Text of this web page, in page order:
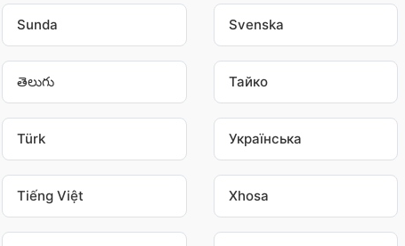
Sunda Svenska
తెలుగు Тайко
Türk Українська
Tiếng Việt Xhosa